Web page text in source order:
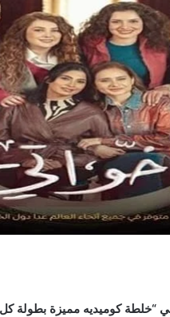
“خلطة كوميديه مميزة بطولة